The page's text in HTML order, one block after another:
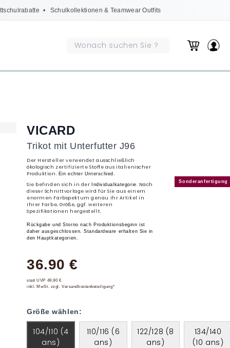
• Schulkollektionen & Teamwear Outfits
Sonderanfertigung
VICARD
Trikot mit Unterfutter J96
Der Hersteller verwendet ausschließlich
ökologisch zertifizierte Stoffe aus italienischer
Produktion. Ein echter Unterschied.
Sie befinden sich in der Individualkategorie. Nach
dieser Schnittvorlage wird für Sie aus einem
enormen Farbspektum genau Ihr Artikel in
Ihrer Farbe, Größe, ggf. weiteren
Spezifikationen hergestellt.
Rückgabe und Storno nach Produktionsbeginn ist
daher ausgeschlossen. Standardware erhalten Sie in
den Hauptkategorien.
36.90 €
statt UVP 49,90 €
inkl. MwSt. zzgl. Versandkostenbeteiligung*
Größe wählen:
104/110 (4
ans)
110/116 (6
ans)
122/128 (8
ans)
134/140
(10 ans)